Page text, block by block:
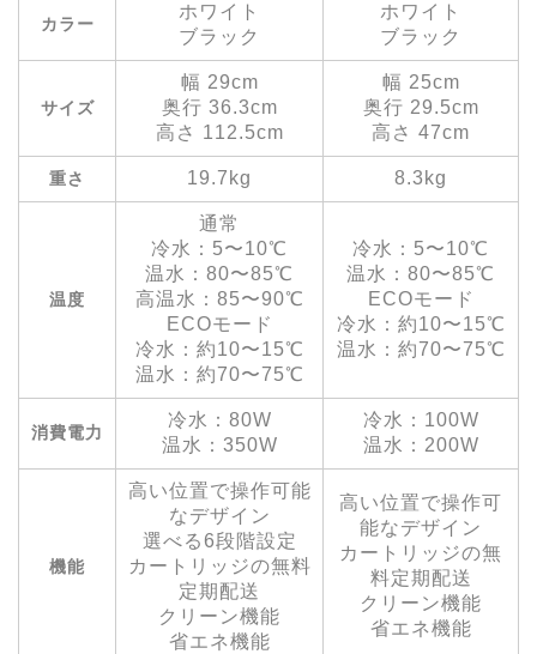
カラー
ホワイト
ブラック
ホワイト
ブラック
サイズ
幅 29cm
奥行 36.3cm
高さ 112.5cm
幅 25cm
奥行 29.5cm
高さ 47cm
重さ 19.7kg 8.3kg
温度
通常
冷水：5〜10℃
温水：80〜85℃
高温水：85〜90℃
ECOモード
冷水：約10〜15℃
温水：約70〜75℃
冷水：5〜10℃
温水：80〜85℃
ECOモード
冷水：約10〜15℃
温水：約70〜75℃
消費電力
冷水：80W
温水：350W
冷水：100W
温水：200W
機能
高い位置で操作可能
なデザイン
選べる6段階設定
カートリッジの無料
定期配送
クリーン機能
省エネ機能
高い位置で操作可
能なデザイン
カートリッジの無
料定期配送
クリーン機能
省エネ機能